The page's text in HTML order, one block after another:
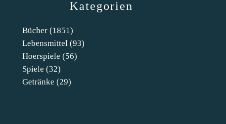
Kategorien
Bücher (1851)
Lebensmittel (93)
Hoerspiele (56)
Spiele (32)
Getränke (29)